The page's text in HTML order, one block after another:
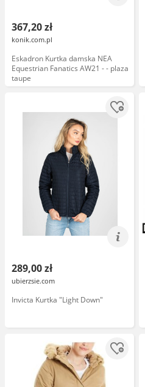
367,20 zł
konik.com.pl
Eskadron Kurtka damska NEA
Equestrian Fanatics AW21 - - plaza
taupe
289,00 zł
ubierzsie.com
Invicta Kurtka "Light Down"